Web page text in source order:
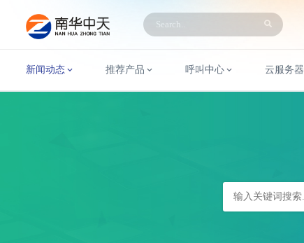
新闻动态 推荐产品 呼叫中心 云服务器